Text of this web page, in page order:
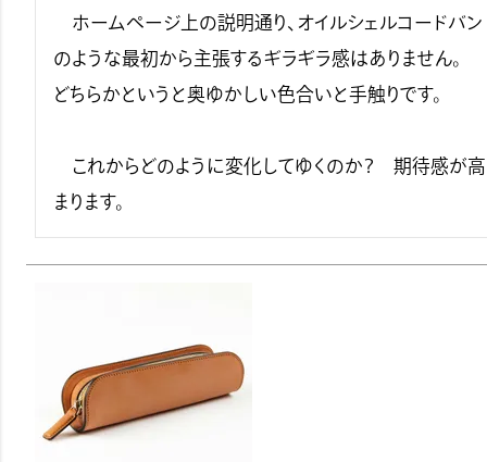
ホームページ上の説明通り、オイルシェルコードバン
のような最初から主張するギラギラ感はありません。
どちらかというと奥ゆかしい色合いと手触りです。
これからどのように変化してゆくのか？　期待感が高
まります。